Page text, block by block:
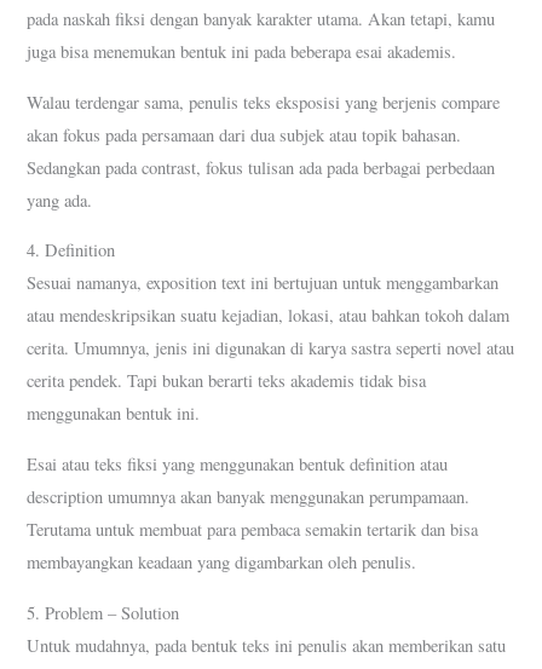
pada naskah fiksi dengan banyak karakter utama. Akan tetapi, kamu
juga bisa menemukan bentuk ini pada beberapa esai akademis.
Walau terdengar sama, penulis teks eksposisi yang berjenis compare
akan fokus pada persamaan dari dua subjek atau topik bahasan.
Sedangkan pada contrast, fokus tulisan ada pada berbagai perbedaan
yang ada.
4. Definition
Sesuai namanya, exposition text ini bertujuan untuk menggambarkan
atau mendeskripsikan suatu kejadian, lokasi, atau bahkan tokoh dalam
cerita. Umumnya, jenis ini digunakan di karya sastra seperti novel atau
cerita pendek. Tapi bukan berarti teks akademis tidak bisa
menggunakan bentuk ini.
Esai atau teks fiksi yang menggunakan bentuk definition atau
description umumnya akan banyak menggunakan perumpamaan.
Terutama untuk membuat para pembaca semakin tertarik dan bisa
membayangkan keadaan yang digambarkan oleh penulis.
5. Problem – Solution
Untuk mudahnya, pada bentuk teks ini penulis akan memberikan satu